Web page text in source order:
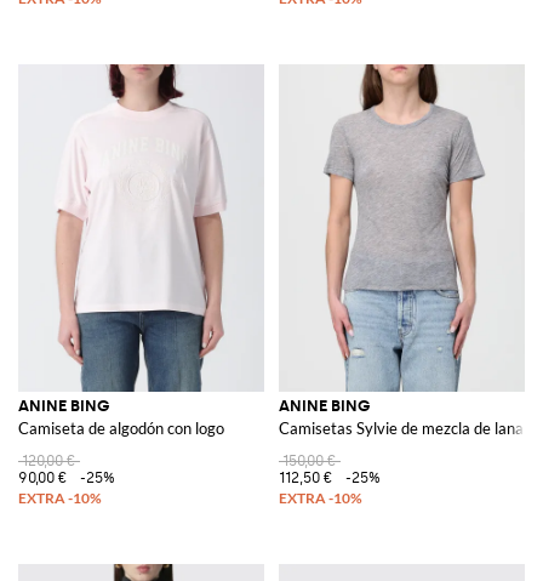
ANINE BING
Camiseta de algodón con logo
120,00 €
90,00 €
-25%
ANINE BING
Camisetas Sylvie de mezcla de lana
150,00 €
112,50 €
-25%